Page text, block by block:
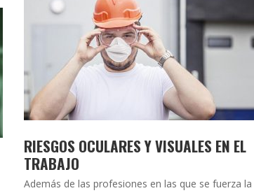
RIESGOS OCULARES Y VISUALES EN EL
TRABAJO
Además de las profesiones en las que se fuerza la